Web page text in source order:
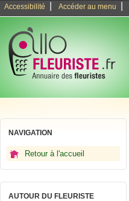
Accessibilité Accéder au menu
NAVIGATION
Retour à l'accueil
AUTOUR DU FLEURISTE